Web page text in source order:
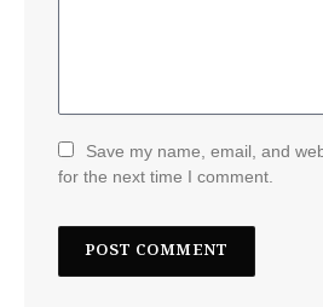
Save my name, email, and
for the next time I comment.